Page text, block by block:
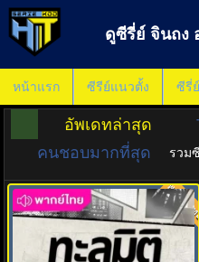
ดูซีรี่ย์ จินถง
หน้าแรก ซีรีย์แนวตั้ง ซีรี่
อัพเดทล่าสุด
คนชอบมากที่สุด
รวม
9.0 พากย์ไทย